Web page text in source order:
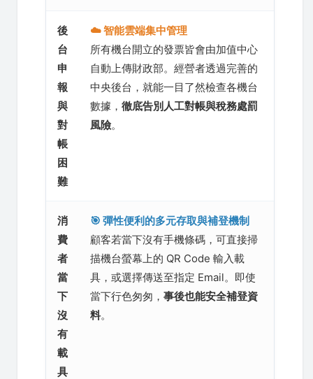
後
台
申
報
與
對
帳
困
難
☁️ 智能雲端集中管理
所有機台開立的發票皆會由加值中心
自動上傳財政部。經營者透過完善的
中央後台，就能一目了然檢查各機台
數據， 徹底告別人工對帳與稅務處罰
風險。
消
費
者
當
下
沒
有
載
具
🎯 彈性便利的多元存取與補登機制
顧客若當下沒有手機條碼，可直接掃
描機台螢幕上的 QR Code 輸入載
具，或選擇傳送至指定 Email。即使
當下行色匆匆， 事後也能安全補登資
料。